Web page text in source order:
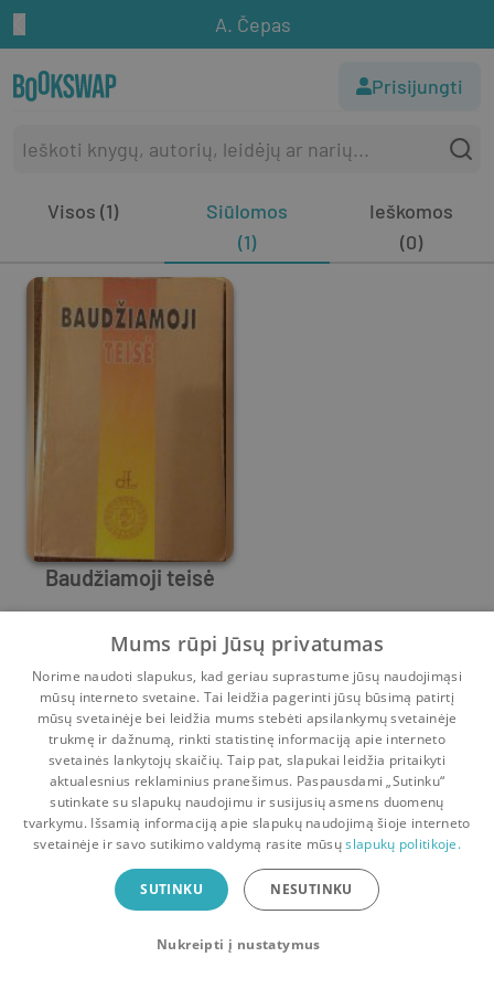
A. Čepas
Prisijungti
Visos (1)
Siūlomos
(1)
Ieškomos
(0)
Baudžiamoji teisė
A. Abramavičius,A. Drakšienė ,A. Čepas
Pradinis Krepšelis Pokalbiai Pranešimai Paskyra
Bookswap programėlė
Mainykis knygomis dar patogiau!
Uždaryti
Mums rūpi Jūsų privatumas
Norime naudoti slapukus, kad geriau suprastume jūsų naudojimąsi
mūsų interneto svetaine. Tai leidžia pagerinti jūsų būsimą patirtį
mūsų svetainėje bei leidžia mums stebėti apsilankymų svetainėje
trukmę ir dažnumą, rinkti statistinę informaciją apie interneto
svetainės lankytojų skaičių. Taip pat, slapukai leidžia pritaikyti
aktualesnius reklaminius pranešimus. Paspausdami „Sutinku“
sutinkate su slapukų naudojimu ir susijusių asmens duomenų
tvarkymu. Išsamią informaciją apie slapukų naudojimą šioje interneto
svetainėje ir savo sutikimo valdymą rasite mūsųslapukų politikoje.
SUTINKU NESUTINKU
Nukreipti į nustatymus